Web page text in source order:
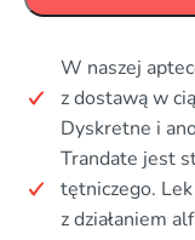
W naszej
z dostawą w
Dyskretne i
Trandate jest
tętniczego.
z działaniem